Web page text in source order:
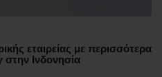
εταιρείας με περισσότερα
Ινδονησία